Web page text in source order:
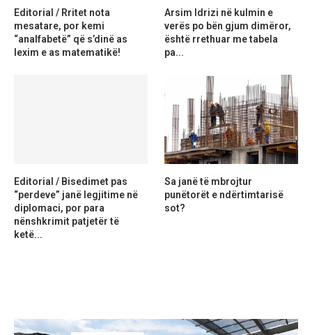
Editorial / Rritet nota
mesatare, por kemi
“analfabetë” që s’dinë as
lexim e as matematikë!
Arsim Idrizi në kulmin e
verës po bën gjum dimëror,
është rrethuar me tabela
pa...
Editorial / Bisedimet pas
“perdeve” janë legjitime në
diplomaci, por para
nënshkrimit patjetër të
ketë...
Sa janë të mbrojtur
punëtorët e ndërtimtarisë
sot?